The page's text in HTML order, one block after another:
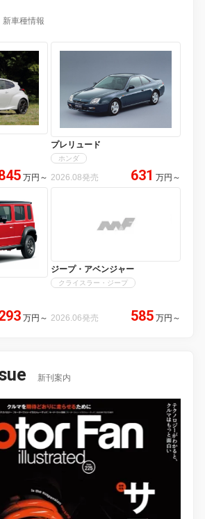
新車種情報
万円 ～
プレリュード
ホンダ
2026.08発売 631 万円 ～
万円 ～
ジープ・アベンジャー
クライスラー・ジープ
2026.06発売 585 万円 ～
新刊案内